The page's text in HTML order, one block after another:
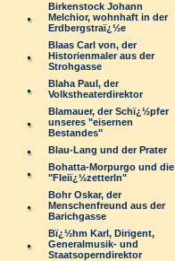
Birkenstock Johann
Melchior, wohnhaft in der
Erdbergstraï¿½e
Blaas Carl von, der
Historienmaler aus der
Strohgasse
Blaha Paul, der
Volkstheaterdirektor
Blamauer, der Schï¿½pfer
unseres "eisernen
Bestandes"
Blau-Lang und der Prater
Bohatta-Morpurgo und die
"Fleiï¿½zetterln"
Bohr Oskar, der
Menschenfreund aus der
Barichgasse
Bï¿½hm Karl, Dirigent,
Generalmusik- und
Staatsoperndirektor